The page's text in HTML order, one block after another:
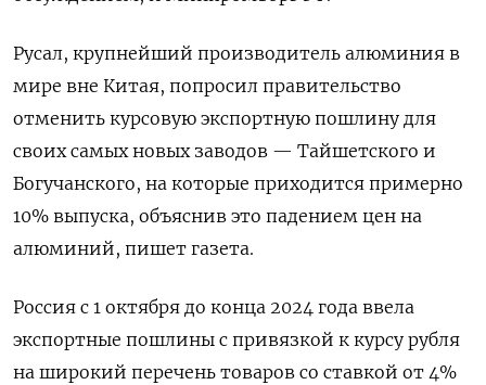
Русал, крупнейший производитель алюминия в
мире вне Китая, попросил правительство
отменить курсовую экспортную пошлину для
своих самых новых заводов — Тайшетского и
Богучанского, на которые приходится примерно
10% выпуска, объяснив это падением цен на
алюминий, пишет газета.
Россия с 1 октября до конца 2024 года ввела
экспортные пошлины с привязкой к курсу рубля
на широкий перечень товаров со ставкой от 4%